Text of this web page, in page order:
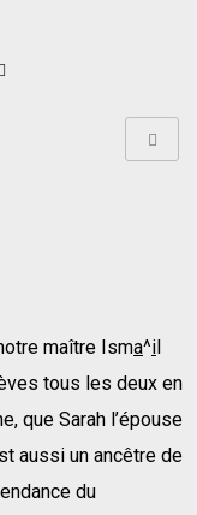
maître Isma^il
tous les deux en
que Sarah l’épouse
aussi un ancêtre de
du